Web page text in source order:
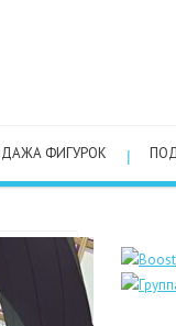
ФИГУРОК